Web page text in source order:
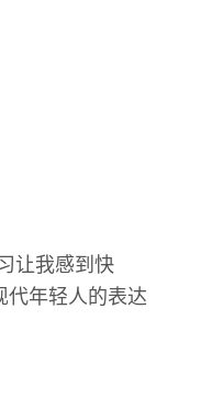
让我感到快
代年轻人的表达